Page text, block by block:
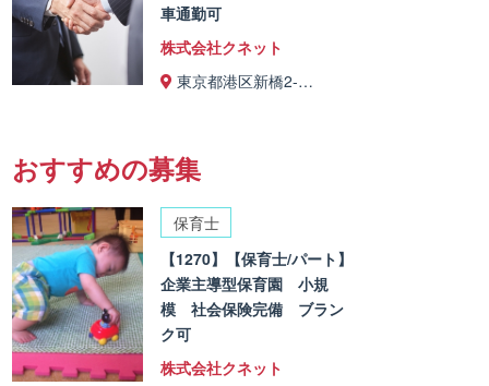
車通勤可
株式会社クネット
東京都港区新橋2-…
おすすめの募集
保育士
【1270】【保育士/パート】
企業主導型保育園 小規
模 社会保険完備 ブラン
ク可
株式会社クネット